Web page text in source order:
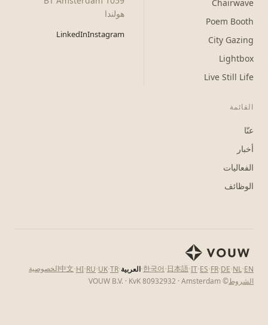
Chairwave
Poem Booth
City Gazing
Lightbox
Live Still Life
القائمة
عنّا
أخبار
الفعاليات
الوظائف
هولندا
Instagram
LinkedIn
EN
·
NL
·
DE
·
FR
·
ES
·
IT
·
日本語
·
한국어
·العربية·
TR
·
UK
·
RU
·
HI
·
中文الخصوصية
الشروط© VOUW B.V. · KvK 80932932 · Amsterdam